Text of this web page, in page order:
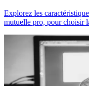
Explorez les
mutuelle pro, pour choisir